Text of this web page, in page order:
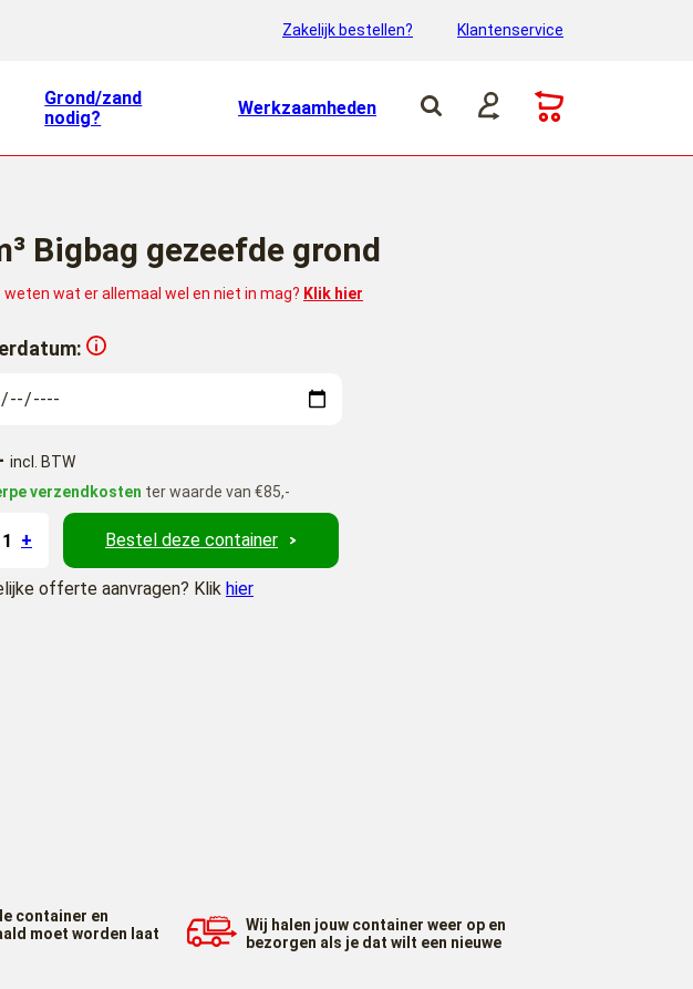
Zakelijk bestellen? Klantenservice
Grond/zand
nodig?
Werkzaamheden
Bigbag gezeefde grond
weten wat er allemaal wel en niet in mag? Klik hier
incl. BTW
verzendkosten ter waarde van €85,-
+ Bestel deze container
offerte aanvragen? Klik hier
container en
moet worden laat
Wij halen jouw container weer op en
bezorgen als je dat wilt een nieuwe